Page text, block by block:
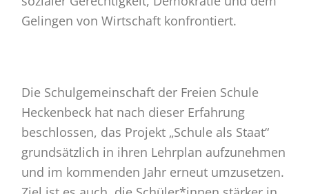
Gelingen von Wirtschaft konfrontiert.
Die Schulgemeinschaft der Freien Schule
Heckenbeck hat nach dieser Erfahrung
beschlossen, das Projekt „Schule als Staat“
grundsätzlich in ihren Lehrplan aufzunehmen
und im kommenden Jahr erneut umzusetzen.